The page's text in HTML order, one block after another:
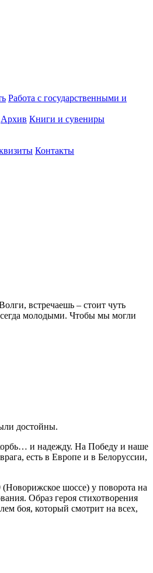
Работа с государственными и
Архив Книги и сувениры
Контакты
встречаешь – стоит чуть
молодыми. Чтобы мы могли
достойны.
и надежду. На Победу и наше
есть в Европе и в Белоруссии,
шоссе) у поворота на
Образ героя стихотворения
боя, который смотрит на всех,